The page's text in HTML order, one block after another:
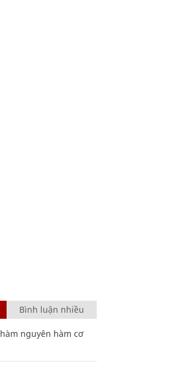
Bình luận nhiều
nguyên hàm cơ